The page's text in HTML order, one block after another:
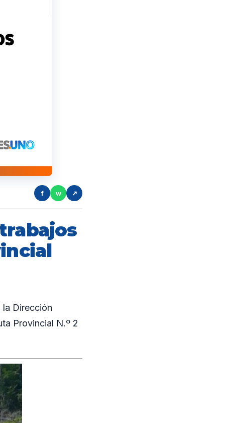
f w ↗
la Dirección
Provincial N.º 2